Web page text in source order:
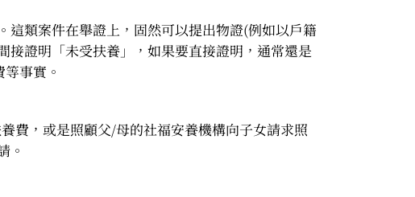
類案件在舉證上，固然可以提出物證(例如以戶籍
證明「未受扶養」，如果要直接證明，通常還是
事實。
費，或是照顧父/母的社福安養機構向子女請求照
。